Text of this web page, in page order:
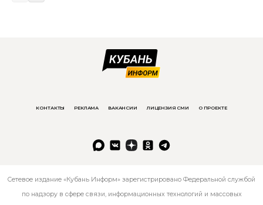
КОНТАКТЫ РЕКЛАМА ВАКАНСИИ ЛИЦЕНЗИЯ СМИ О ПРОЕКТЕ
Сетевое издание «Кубань Информ» зарегистрировано Федеральной службой
по надзору в сфере связи, информационных технологий и массовых